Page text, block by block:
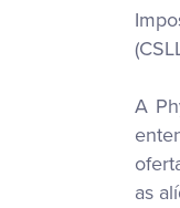
A
as